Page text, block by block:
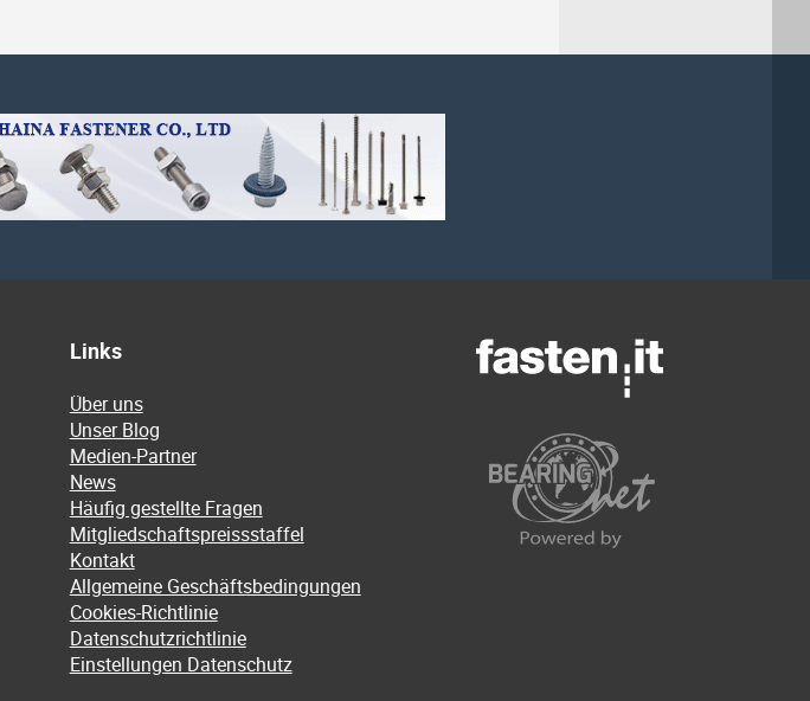
Links
Über uns
Unser Blog
Medien-Partner
News
Häufig gestellte Fragen
Mitgliedschaftspreissstaffel
Kontakt
Allgemeine Geschäftsbedingungen
Cookies-Richtlinie
Datenschutzrichtlinie
Einstellungen Datenschutz